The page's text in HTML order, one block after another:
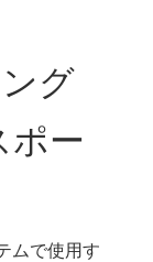
グ
ポー
ムで使用す